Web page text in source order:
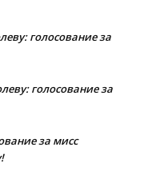
голосование за
голосование за
за мисс